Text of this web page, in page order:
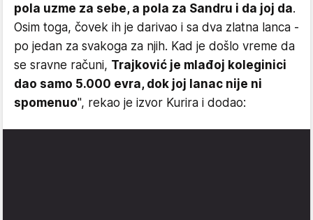
pola uzme za sebe, a pola za Sandru i da joj da.
Osim toga, čovek ih je darivao i sa dva zlatna lanca -
po jedan za svakoga za njih. Kad je došlo vreme da
se sravne računi, Trajković je mlađoj koleginici
dao samo 5.000 evra, dok joj lanac nije ni
spomenuo", rekao je izvor Kurira i dodao: